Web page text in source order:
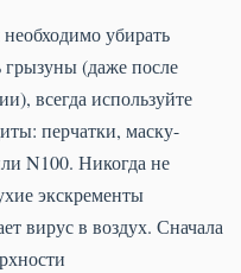
убирать
грызуны (даже после
всегда используйте
перчатки, маску-
N100. Никогда не
экскременты
вирус в воздух. Сначала